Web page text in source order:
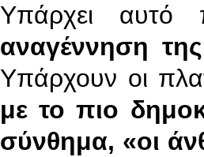
Υπάρχει
αναγέννηση
Υπάρχουν οι
με το πιο
σύνθημα, «οι